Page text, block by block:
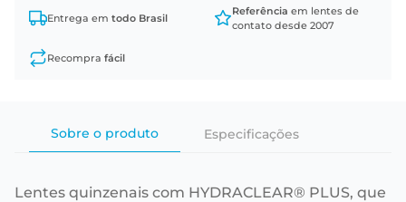
Entrega em todo Brasil
Referência em lentes de
contato desde 2007
Recompra fácil
Sobre o produto Especificações
Lentes quinzenais com HYDRACLEAR® PLUS, que